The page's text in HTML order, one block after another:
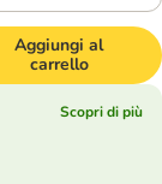
Aggiungi al
carrello
Scopri di più